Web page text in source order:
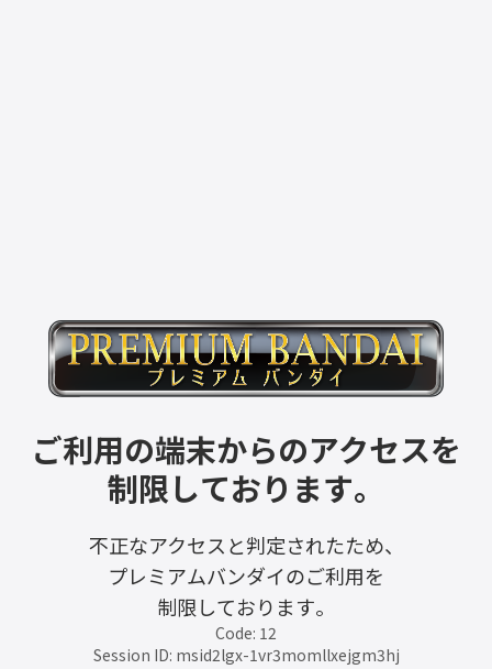
ご利用の端末からのアクセスを
制限しております。
不正なアクセスと判定されたため、
プレミアムバンダイのご利用を
制限しております。
Code: 12
Session ID: msid2lgx-1vr3momllxejgm3hj